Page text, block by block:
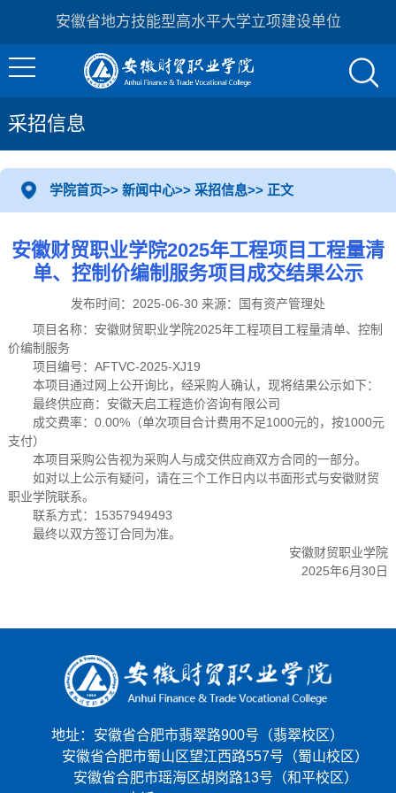
安徽省地方技能型高水平大学立项建设单位
采招信息
学院首页>> 新闻中心>> 采招信息>> 正文
安徽财贸职业学院2025年工程项目工程量清
单、控制价编制服务项目成交结果公示
发布时间：2025-06-30 来源：国有资产管理处
项目名称：安徽财贸职业学院2025年工程项目工程量清单、控制
价编制服务
项目编号：AFTVC-2025-XJ19
本项目通过网上公开询比，经采购人确认，现将结果公示如下：
最终供应商：安徽天启工程造价咨询有限公司
成交费率：0.00%（单次项目合计费用不足1000元的，按1000元
支付）
本项目采购公告视为采购人与成交供应商双方合同的一部分。
如对以上公示有疑问，请在三个工作日内以书面形式与安徽财贸
职业学院联系。
联系方式：15357949493
最终以双方签订合同为准。
安徽财贸职业学院
2025年6月30日
地址：安徽省合肥市翡翠路900号（翡翠校区）
安徽省合肥市蜀山区望江西路557号（蜀山校区）
安徽省合肥市瑶海区胡岗路13号（和平校区）